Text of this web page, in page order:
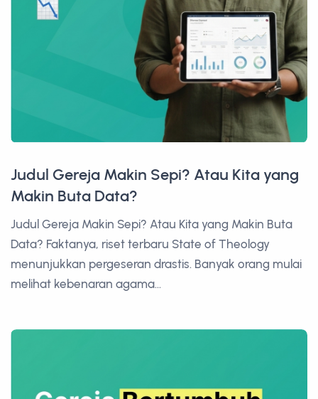
Judul Gereja Makin Sepi? Atau Kita yang
Makin Buta Data?
Judul Gereja Makin Sepi? Atau Kita yang Makin Buta
Data? Faktanya, riset terbaru State of Theology
menunjukkan pergeseran drastis. Banyak orang mulai
melihat kebenaran agama...